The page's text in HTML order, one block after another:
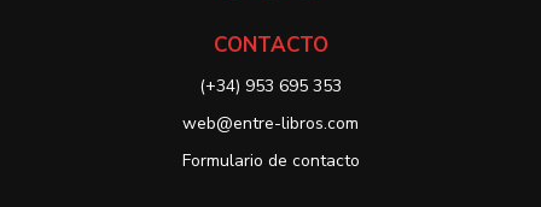
CONTACTO
(+34) 953 695 353
web@entre-libros.com
Formulario de contacto